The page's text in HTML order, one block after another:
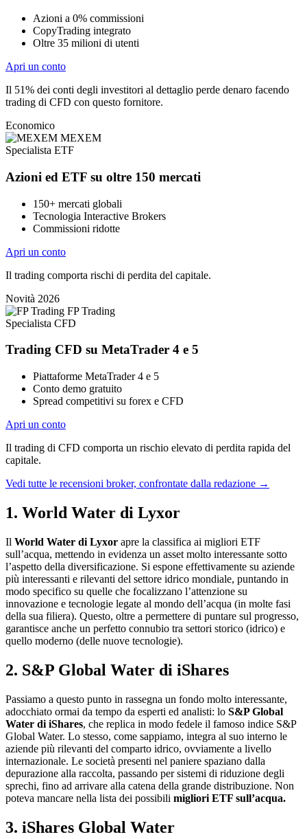
Azioni a 0% commissioni
CopyTrading integrato
Oltre 35 milioni di utenti
Apri un conto
Il 51% dei conti degli investitori al dettaglio perde denaro facendo
trading di CFD con questo fornitore.
Economico
MEXEM
Specialista ETF
Azioni ed ETF su oltre 150 mercati
150+ mercati globali
Tecnologia Interactive Brokers
Commissioni ridotte
Apri un conto
Il trading comporta rischi di perdita del capitale.
Novità 2026
FP Trading
Specialista CFD
Trading CFD su MetaTrader 4 e 5
Piattaforme MetaTrader 4 e 5
Conto demo gratuito
Spread competitivi su forex e CFD
Apri un conto
Il trading di CFD comporta un rischio elevato di perdita rapida del
capitale.
Vedi tutte le recensioni broker, confrontate dalla redazione →
1. World Water di Lyxor
Il World Water di Lyxor apre la classifica ai migliori ETF
sull’acqua, mettendo in evidenza un asset molto interessante sotto
l’aspetto della diversificazione. Si espone effettivamente su aziende
più interessanti e rilevanti del settore idrico mondiale, puntando in
modo specifico su quelle che focalizzano l’attenzione su
innovazione e tecnologie legate al mondo dell’acqua (in molte fasi
della sua filiera). Questo, oltre a permettere di puntare sul progresso,
garantisce anche un perfetto connubio tra settori storico (idrico) e
quello moderno (delle nuove tecnologie).
2. S&P Global Water di iShares
Passiamo a questo punto in rassegna un fondo molto interessante,
adocchiato ormai da tempo da esperti ed analisti: lo S&P Global
Water di iShares, che replica in modo fedele il famoso indice S&P
Global Water. Lo stesso, come sappiamo, integra al suo interno le
aziende più rilevanti del comparto idrico, ovviamente a livello
internazionale. Le società presenti nel paniere spaziano dalla
depurazione alla raccolta, passando per sistemi di riduzione degli
sprechi, fino ad arrivare alla catena della grande distribuzione. Non
poteva mancare nella lista dei possibili migliori ETF sull’acqua.
3. iShares Global Water